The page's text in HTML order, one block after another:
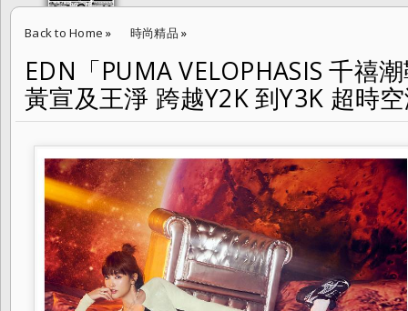
Back to Home » 時尚精品 »
EDN「PUMA VELOPHASIS 千禧潮鞋」品牌大使 YELLOW 黃宣及王淨
EDN「PUMA VELOPHASIS 千禧
黃宣及王淨 跨越Y2K 到Y3K 超時